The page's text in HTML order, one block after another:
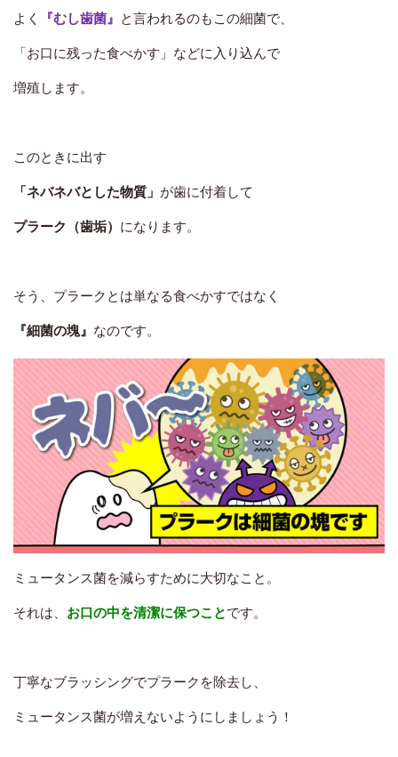
よく 『むし歯菌』 と言われるのもこの細菌で、
「お口に残った食べかす」などに入り込んで
増殖します。
このときに出す
「ネバネバとした物質」 が歯に付着して
プラーク（歯垢） になります。
そう、プラークとは単なる食べかすではなく
『細菌の塊』 なのです。
ミュータンス菌を減らすために大切なこと。
それは、 お口の中を清潔に保つことです。
丁寧なブラッシングでプラークを除去し、
ミュータンス菌が増えないようにしましょう！